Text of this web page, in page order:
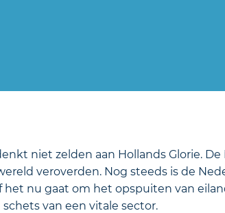
niet zelden aan Hollands Glorie.
veroverden. Nog steeds is de
het nu gaat om het opspuiten van
van een vitale sector.